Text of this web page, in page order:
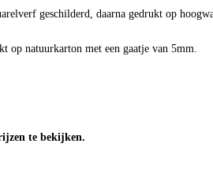
geschilderd, daarna gedrukt op
op natuurkarton met een gaatje van 5mm.
te bekijken.